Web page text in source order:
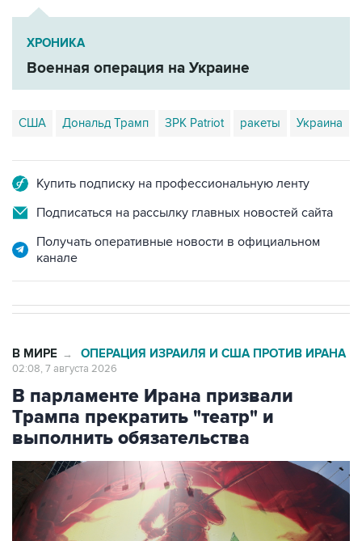
ХРОНИКА
Военная операция на Украине
США Дональд Трамп ЗРК Patriot ракеты Украина
Купить подписку на профессиональную ленту
Подписаться на рассылку главных новостей сайта
Получать оперативные новости в официальном
канале
В МИРЕ → ОПЕРАЦИЯ ИЗРАИЛЯ И США ПРОТИВ ИРАНА
02:08, 7 августа 2026
В парламенте Ирана призвали
Трампа прекратить "театр" и
выполнить обязательства